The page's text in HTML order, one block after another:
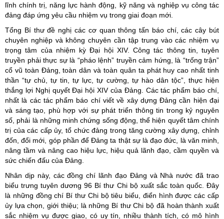
lĩnh chính trị, năng lực hành động, kỹ năng và nghiệp vụ công tác
đảng đáp ứng yêu cầu nhiệm vụ trong giai đoạn mới.
Tổng Bí thư đề nghị các cơ quan thông tấn báo chí, các cây bút
chuyên nghiệp và không chuyên cần tập trung vào các nhiệm vụ
trọng tâm của nhiệm kỳ Đại hội XIV. Công tác thông tin, tuyên
truyền phải thực sự là “pháo lệnh” truyền cảm hứng, là “trống trận”
cổ vũ toàn Đảng, toàn dân và toàn quân ta phát huy cao nhất tinh
thần “tự chủ, tự tin, tự lực, tự cường, tự hào dân tộc”, thực hiện
thắng lợi Nghị quyết Đại hội XIV của Đảng. Các tác phẩm báo chí,
nhất là các tác phẩm báo chí viết về xây dựng Đảng cần hiện đại
và sáng tạo, phù hợp với sự phát triển thông tin trong kỷ nguyên
số, phải là những minh chứng sống động, thể hiện quyết tâm chính
trị của các cấp ủy, tổ chức đảng trong tăng cường xây dựng, chỉnh
đốn, đổi mới, góp phần để Đảng ta thật sự là đạo đức, là văn minh,
nâng tầm và nâng cao hiệu lực, hiệu quả lãnh đạo, cầm quyền và
sức chiến đấu của Đảng.
Nhân dịp này, các đồng chí lãnh đạo Đảng và Nhà nước đã trao
biểu trưng tuyên dương 96 Bí thư Chi bộ xuất sắc toàn quốc. Đây
là những đồng chí Bí thư Chi bộ tiêu biểu, điển hình được các cấp
ủy lựa chọn, giới thiệu; là những Bí thư Chi bộ đã hoàn thành xuất
sắc nhiệm vụ được giao, có uy tín, nhiều thành tích, có mô hình